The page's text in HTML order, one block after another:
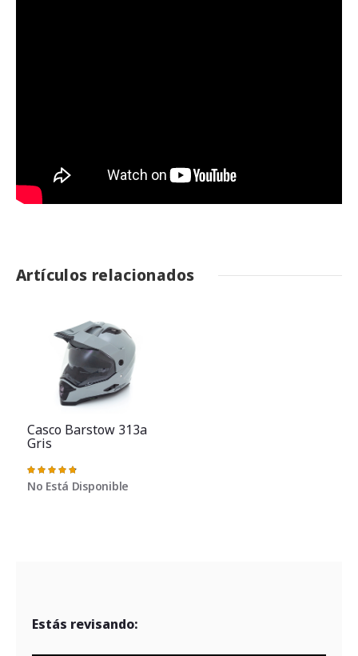
Artículos relacionados
Casco Barstow 313a
Gris
Valoración:
97%
No Está Disponible
Estás revisando: